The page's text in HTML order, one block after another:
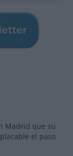
Madrid que su
el paso